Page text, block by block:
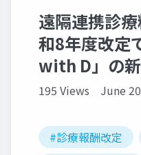
遠隔連携診
和8年度改定
with D」の
195 Views June
#診療報酬改定